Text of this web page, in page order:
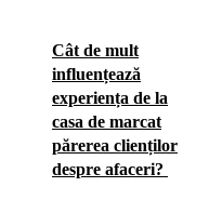
Cât de mult
influențează
experiența de la
casa de marcat
părerea clienților
despre afaceri?